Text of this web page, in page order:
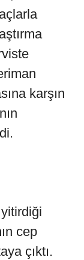
karşın
cep
çıktı.